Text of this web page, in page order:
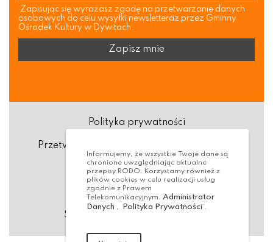
Zapisując się wyrażasz zgodę na przetwarzanie danych
osobowych do celu wysyłki newsletteraz przez Gminny
Ośrodek Kultury w Dywitach.
Polityka prywatności
Przetwarzanie danych osobowych (RODO)
Deklaracja dostępności
Dostępność Architektoniczna
Standardy ochrony małoletnich
Informujemy, że wszystkie Twoje dane są
chronione uwzględniając aktualne
przepisy RODO. Korzystamy również z
plików cookies w celu realizacji usług
zgodnie z Prawem
Telekomunikacyjnym. Administrator
Danych , Polityka Prywatności .